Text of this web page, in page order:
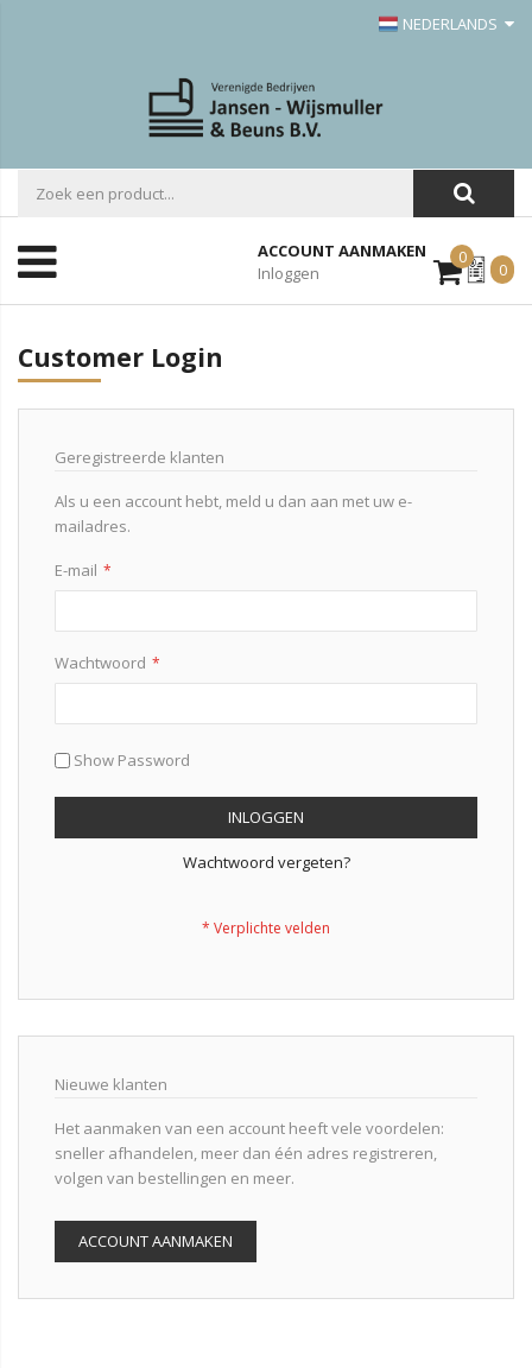
NEDERLANDS
ACCOUNT AANMAKEN
Inloggen
0Mijn
Offerte
0
Customer Login
Geregistreerde klanten
Als u een account hebt, meld u dan aan met uw e-
mailadres.
E-mail
Wachtwoord
Show Password
INLOGGEN
Wachtwoord vergeten?
Nieuwe klanten
Het aanmaken van een account heeft vele voordelen:
sneller afhandelen, meer dan één adres registreren,
volgen van bestellingen en meer.
ACCOUNT AANMAKEN